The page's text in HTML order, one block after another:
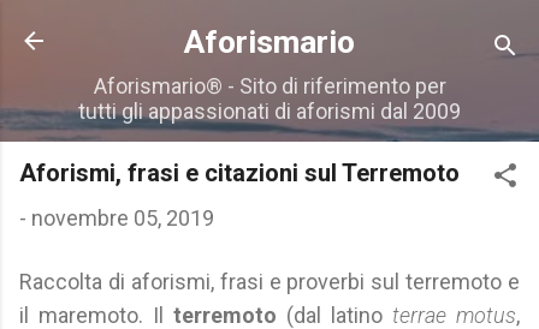
Passa ai contenuti principali
Aforismario
Aforismario® - Sito di riferimento per
tutti gli appassionati di aforismi dal 2009
Aforismi, frasi e citazioni sul Terremoto
- novembre 05, 2019
Raccolta di aforismi, frasi e proverbi sul terremoto e
il maremoto. Il terremoto (dal latino terrae motus,